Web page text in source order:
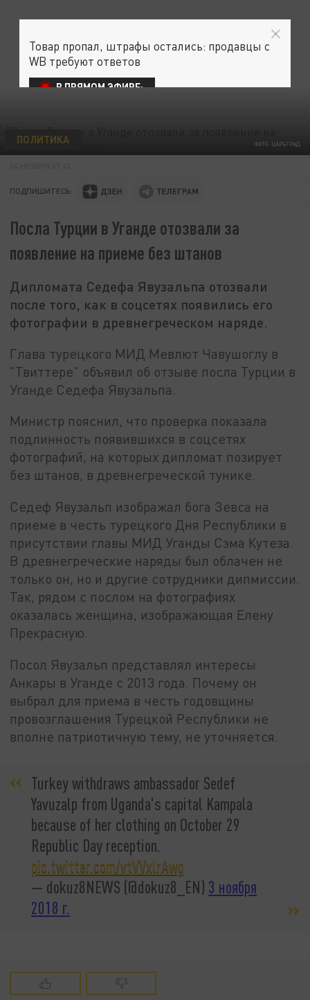
ФОТО: ЦАРЬГРАД
ПОЛИТИКА
ПОДПИШИТЕСЬ:
Посла Турции в Уганде отозвали за
появление на приеме без штанов
Дипломата Седефа Явузальпа отозвали
после того, как в соцсетях появились его
фотографии в древнегреческом наряде.
Глава турецкого МИД Мевлют Чавушоглу в
"Твиттере" объявил об отзыве посла Турции в
Уганде Седефа Явузальпа.
Министр пояснил, что проверка показала
подлинность появившихся в соцсетях
фотографий, на которых дипломат позирует
без штанов, в древнегреческой тунике.
Седеф Явузальп изображал бога Зевса на
приеме в честь турецкого Дня Республики в
присутствии главы МИД Уганды Сэма Кутеза.
В древнегреческие наряды был облачен не
только он, но и другие сотрудники дипмиссии.
Так, рядом с послом на фотографиях
оказалась женщина, изображающая Елену
Прекрасную.
Посол Явузальп представлял интересы
Анкары в Уганде с 2013 года. Почему он
выбрал для приема в честь годовщины
провозглашения Турецкой Республики не
вполне патриотичную тему, не уточняется.
Turkey withdraws ambassador Sedef
Yavuzalp from Uganda's capital Kampala
because of her clothing on October 29
Republic Day reception.
pic.twitter.com/vtVVxlrAwg
— dokuz8NEWS (@dokuz8_EN) 3 ноября
2018 г.
Товар пропал, штрафы остались: продавцы с
WB требуют ответов
В ПРЯМОМ ЭФИРЕ: